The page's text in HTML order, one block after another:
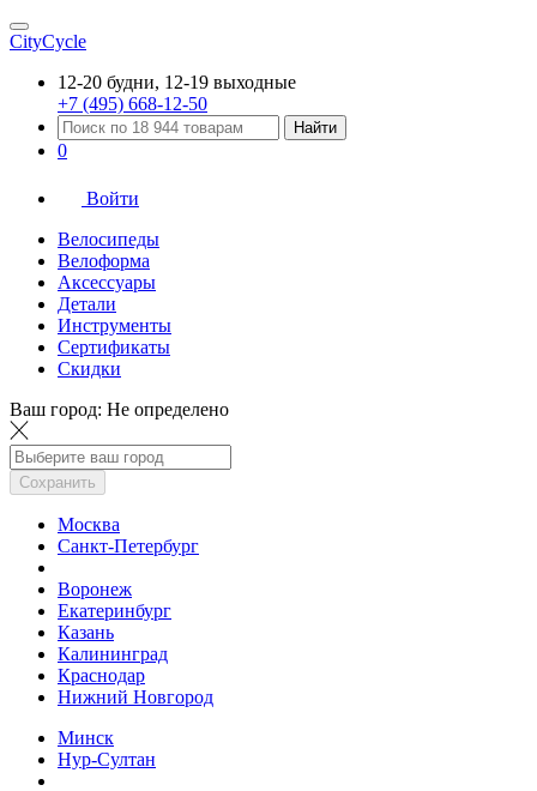
CityCycle
12-20 будни, 12-19 выходные
+7 (495) 668-12-50
Найти
0
Войти
Велосипеды
Велоформа
Аксессуары
Детали
Инструменты
Сертификаты
Скидки
Ваш город: Не определено
Сохранить
Москва
Санкт-Петербург
Воронеж
Екатеринбург
Казань
Калининград
Краснодар
Нижний Новгород
Минск
Нур-Султан